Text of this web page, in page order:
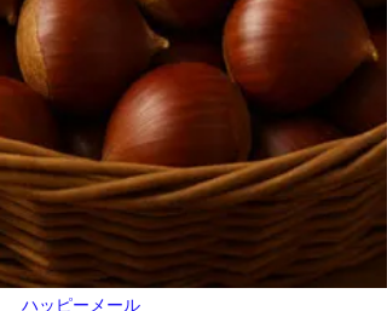
重要で、、今からは想像もつかないほど、農作業
というのには時間も労力もかかり、うまくいかな
ければ大自然の中、生き延びられない時代は、そ
う昔のことではないと思います